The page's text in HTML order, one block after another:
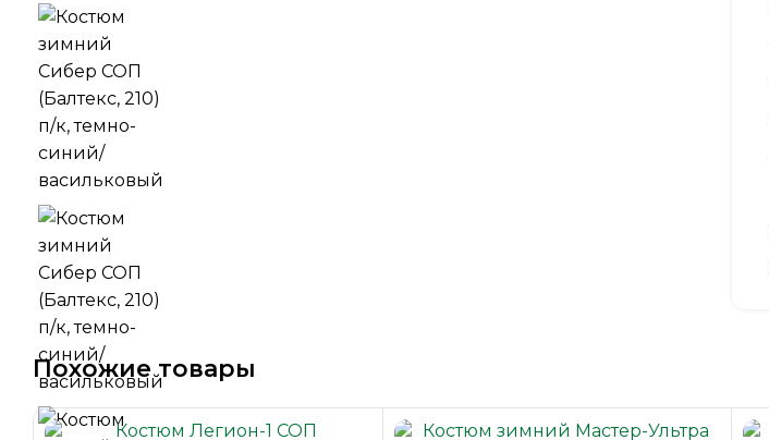
Похожие товары